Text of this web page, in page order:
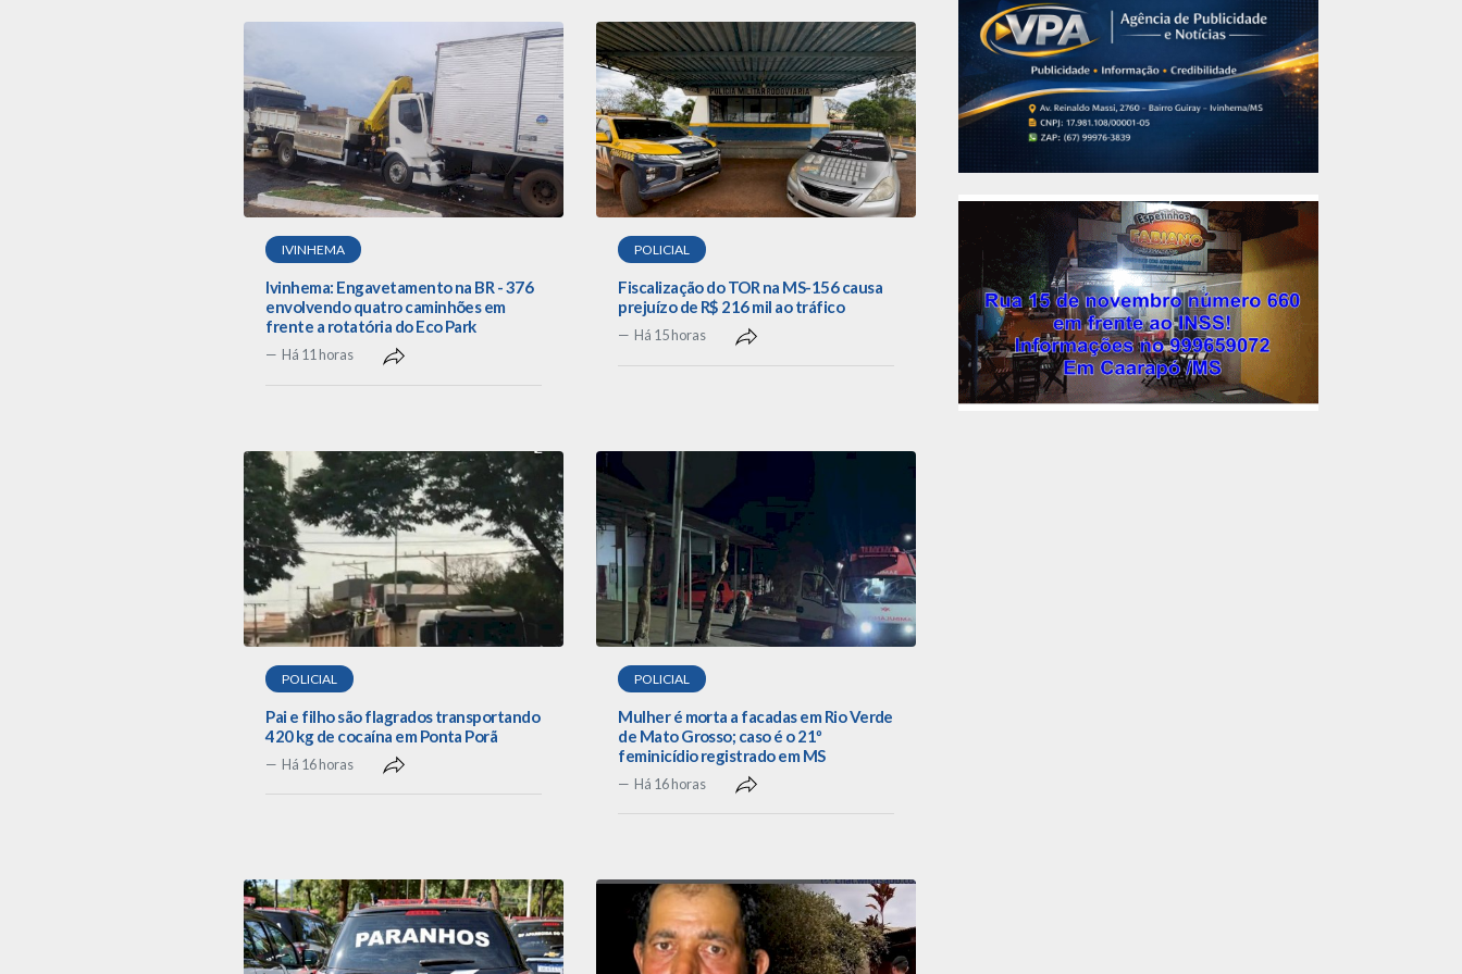
IVINHEMA
Ivinhema: Engavetamento na BR - 376
envolvendo quatro caminhões em
frente a rotatória do Eco Park
Há 11 horas
POLICIAL
Fiscalização do TOR na MS-156 causa
prejuízo de R$ 216 mil ao tráfico
Há 15 horas
POLICIAL
Pai e filho são flagrados transportando
420 kg de cocaína em Ponta Porã
Há 16 horas
POLICIAL
Mulher é morta a facadas em Rio Verde
de Mato Grosso; caso é o 21º
feminicídio registrado em MS
Há 16 horas